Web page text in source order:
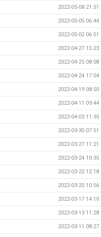
2022-05-08 21:51
2022-05-05 06:44
2022-05-02 06:51
2022-04-27 15:23
2022-04-25 08:08
2022-04-24 17:04
2022-04-19 08:50
2022-04-11 09:44
2022-04-03 11:35
2022-03-30 07:51
2022-03-27 11:21
2022-03-24 10:35
2022-03-22 12:18
2022-03-20 10:56
2022-03-17 14:10
2022-03-13 11:28
2022-03-11 08:27